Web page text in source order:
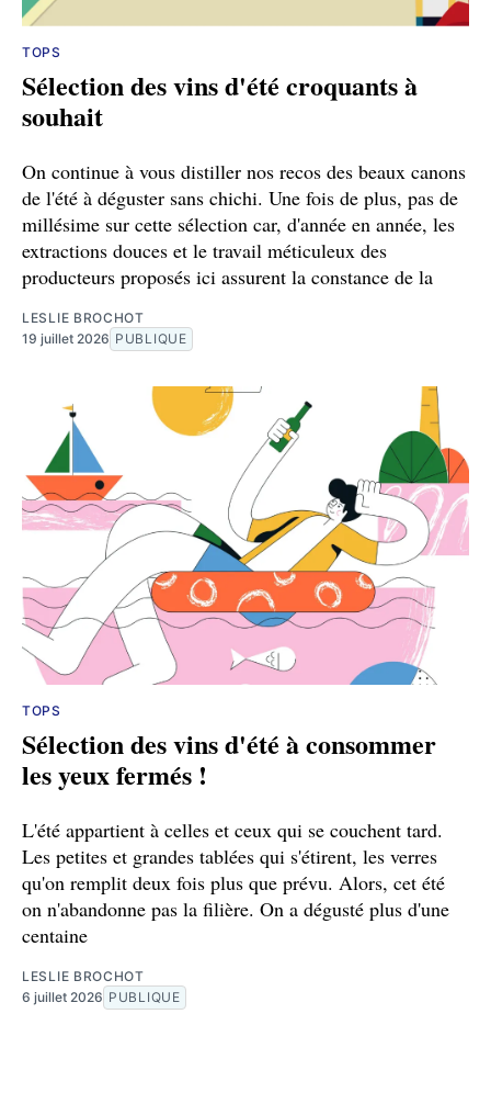
TOPS
Sélection des vins d'été croquants à
souhait
On continue à vous distiller nos recos des beaux canons
de l'été à déguster sans chichi. Une fois de plus, pas de
millésime sur cette sélection car, d'année en année, les
extractions douces et le travail méticuleux des
producteurs proposés ici assurent la constance de la
LESLIE BROCHOT
19 juillet 2026 PUBLIQUE
TOPS
Sélection des vins d'été à consommer
les yeux fermés !
L'été appartient à celles et ceux qui se couchent tard.
Les petites et grandes tablées qui s'étirent, les verres
qu'on remplit deux fois plus que prévu. Alors, cet été
on n'abandonne pas la filière. On a dégusté plus d'une
centaine
LESLIE BROCHOT
6 juillet 2026 PUBLIQUE